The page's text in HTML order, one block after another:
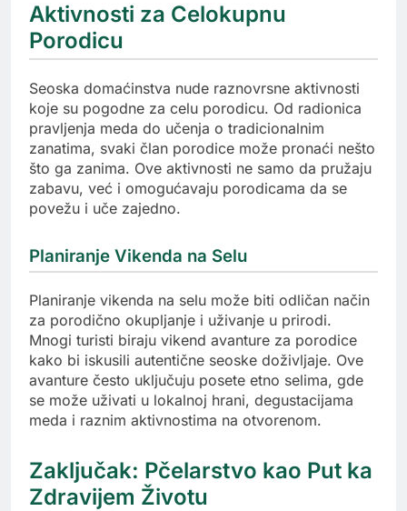
Aktivnosti za Celokupnu
Porodicu
Seoska domaćinstva nude raznovrsne aktivnosti
koje su pogodne za celu porodicu. Od radionica
pravljenja meda do učenja o tradicionalnim
zanatima, svaki član porodice može pronaći nešto
što ga zanima. Ove aktivnosti ne samo da pružaju
zabavu, već i omogućavaju porodicama da se
povežu i uče zajedno.
Planiranje Vikenda na Selu
Planiranje vikenda na selu može biti odličan način
za porodično okupljanje i uživanje u prirodi.
Mnogi turisti biraju vikend avanture za porodice
kako bi iskusili autentične seoske doživljaje. Ove
avanture često uključuju posete etno selima, gde
se može uživati u lokalnoj hrani, degustacijama
meda i raznim aktivnostima na otvorenom.
Zaključak: Pčelarstvo kao Put ka
Zdravijem Životu